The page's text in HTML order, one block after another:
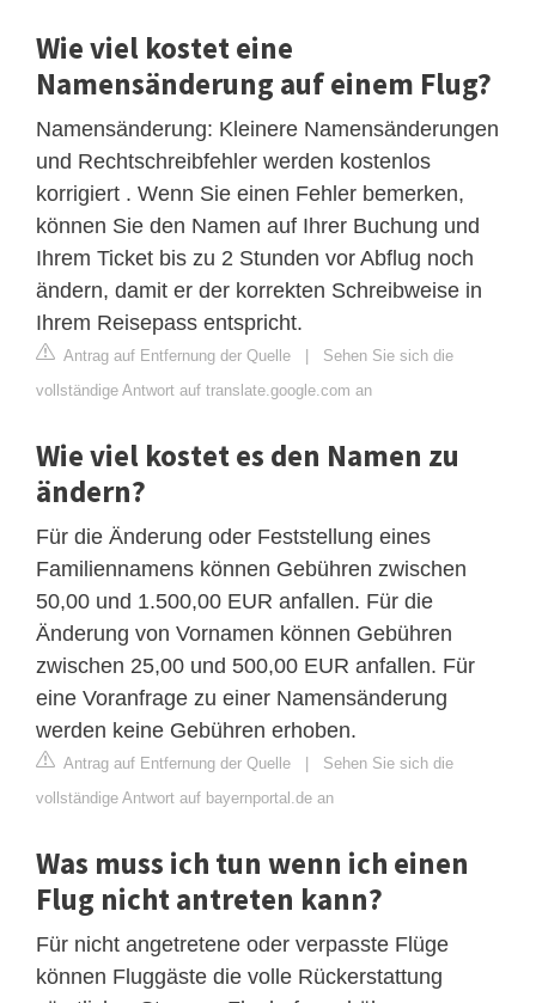
Wie viel kostet eine
Namensänderung auf einem Flug?
Namensänderung: Kleinere Namensänderungen
und Rechtschreibfehler werden kostenlos
korrigiert . Wenn Sie einen Fehler bemerken,
können Sie den Namen auf Ihrer Buchung und
Ihrem Ticket bis zu 2 Stunden vor Abflug noch
ändern, damit er der korrekten Schreibweise in
Ihrem Reisepass entspricht.
Antrag auf Entfernung der Quelle | Sehen Sie sich die
vollständige Antwort auf translate.google.com an
Wie viel kostet es den Namen zu
ändern?
Für die Änderung oder Feststellung eines
Familiennamens können Gebühren zwischen
50,00 und 1.500,00 EUR anfallen. Für die
Änderung von Vornamen können Gebühren
zwischen 25,00 und 500,00 EUR anfallen. Für
eine Voranfrage zu einer Namensänderung
werden keine Gebühren erhoben.
Antrag auf Entfernung der Quelle | Sehen Sie sich die
vollständige Antwort auf bayernportal.de an
Was muss ich tun wenn ich einen
Flug nicht antreten kann?
Für nicht angetretene oder verpasste Flüge
können Fluggäste die volle Rückerstattung